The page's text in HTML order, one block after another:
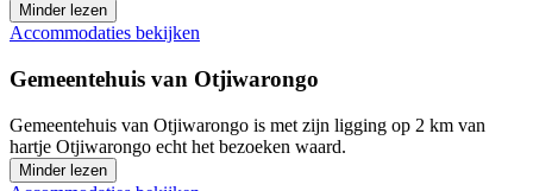
Minder lezen
Accommodaties bekijken
Gemeentehuis van Otjiwarongo
Gemeentehuis van Otjiwarongo is met zijn ligging op 2 km van
hartje Otjiwarongo echt het bezoeken waard.
Minder lezen